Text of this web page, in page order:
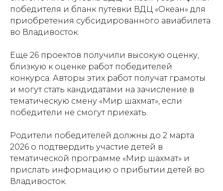
победителя и бланк путевки ВДЦ «Океан» для
приобретения субсидированного авиабилета
во Владивосток.
Еще 26 проектов получили высокую оценку,
близкую к оценке работ победителей
конкурса. Авторы этих работ получат грамоты
и могут стать кандидатами на зачисление в
тематическую смену «Мир шахмат», если
победители не смогут приехать.
Родители победителей должны до 2 марта
2026 о подтвердить участие детей в
тематической программе «Мир шахмат» и
прислать информацию о прибытии детей во
Владивосток.
Проекты
Документация
Новости
Партнеры